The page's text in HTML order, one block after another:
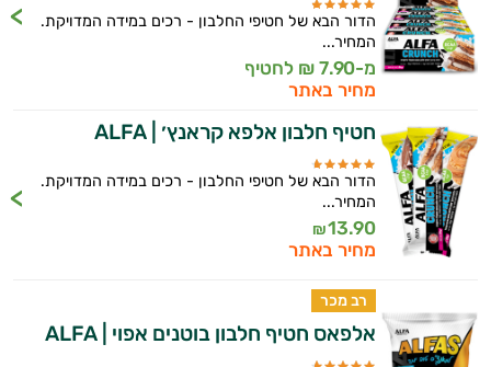
הדור הבא של חטיפי החלבון - רכים במידה המדויקת.
המחיר...
מ-7.90 ₪ לחטיף
מחיר באתר
חטיף חלבון אלפא קראנץ׳ | ALFA
הדור הבא של חטיפי החלבון - רכים במידה המדויקת.
המחיר...
13.90
₪
מחיר באתר
רב מכר
אלפאס חטיף חלבון בוטנים אפוי | ALFA